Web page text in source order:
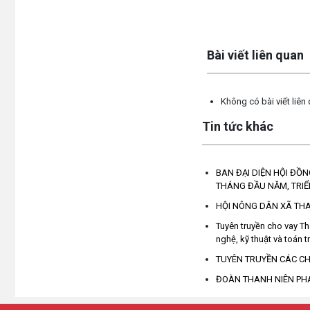
Bài viết liên quan
Không có bài viết liên
Tin tức khác
BAN ĐẠI DIỆN HỘI
THÁNG ĐẦU NĂM,
HỘI NÔNG DÂN XÃ
Tuyên truyền cho vay
nghệ, kỹ thuật và toán
TUYÊN TRUYỀN CÁC
ĐOÀN THANH NIÊN